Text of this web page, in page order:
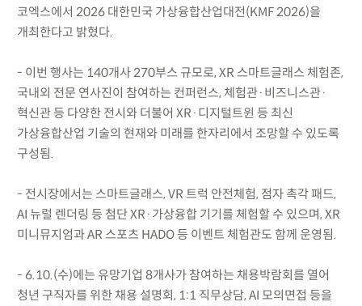
코엑스에서 2026 대한민국 가상융합산업대전(KMF 2026)을
개최한다고 밝혔다.
- 이번 행사는 140개사 270부스 규모로, XR 스마트글래스 체험존,
국내외 전문 연사진이 참여하는 컨퍼런스, 체험관·비즈니스관·
혁신관 등 다양한 전시와 더불어 XR·디지털트윈 등 최신
가상융합산업 기술의 현재와 미래를 한자리에서 조망할 수 있도록
구성됨.
- 전시장에서는 스마트글래스, VR 트럭 안전체험, 점자 촉각 패드,
AI 뉴럴 렌더링 등 첨단 XR·가상융합 기기를 체험할 수 있으며, XR
미니뮤지엄과 AR 스포츠 HADO 등 이벤트 체험관도 함께 운영됨.
- 6.10.(수)에는 유망기업 8개사가 참여하는 채용박람회를 열어
청년 구직자를 위한 채용 설명회, 1:1 직무상담, AI 모의면접 등을